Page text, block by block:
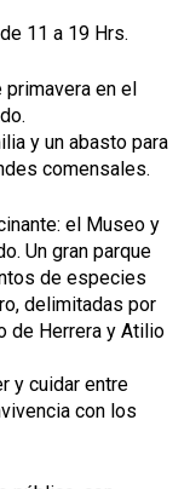
11 a 19 Hrs.
primavera en el
y un abasto para
comensales.
el Museo y
Un gran parque
de especies
delimitadas por
de Herrera y Atilio
y cuidar entre
con los